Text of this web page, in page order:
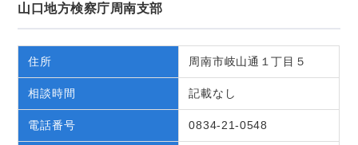
山口地方検察庁周南支部
住所 周南市岐山通１丁目５
相談時間 記載なし
電話番号 0834-21-0548